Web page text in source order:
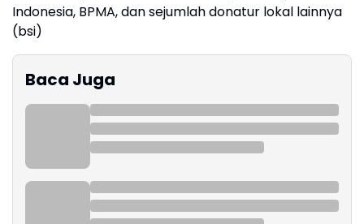
Indonesia, BPMA, dan sejumlah donatur lokal lainnya
(bsi)
Baca Juga